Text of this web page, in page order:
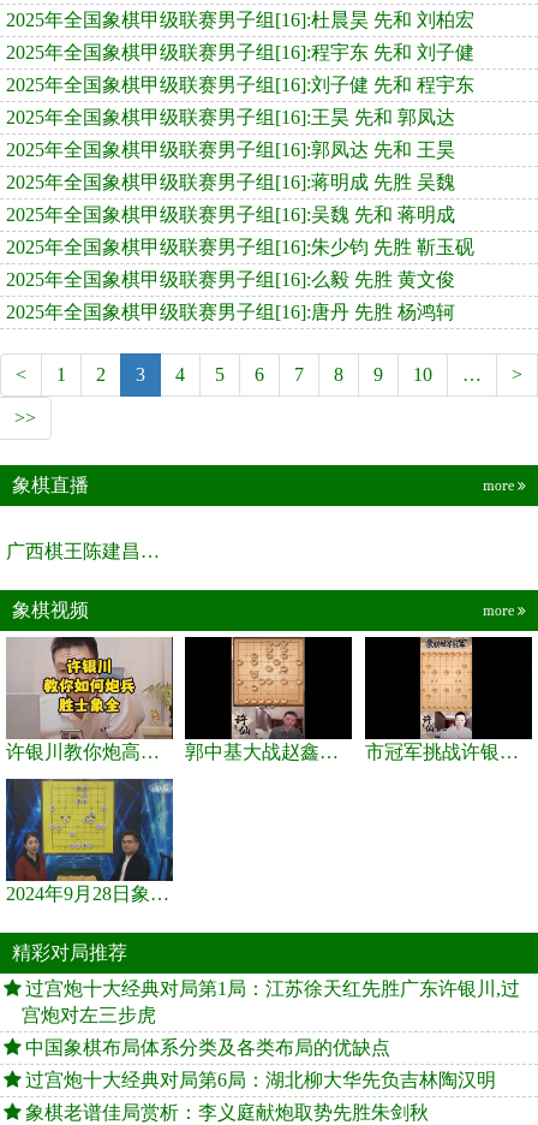
2025年全国象棋甲级联赛男子组[16]:杜晨昊 先和 刘柏宏
2025年全国象棋甲级联赛男子组[16]:程宇东 先和 刘子健
2025年全国象棋甲级联赛男子组[16]:刘子健 先和 程宇东
2025年全国象棋甲级联赛男子组[16]:王昊 先和 郭凤达
2025年全国象棋甲级联赛男子组[16]:郭凤达 先和 王昊
2025年全国象棋甲级联赛男子组[16]:蒋明成 先胜 吴魏
2025年全国象棋甲级联赛男子组[16]:吴魏 先和 蒋明成
2025年全国象棋甲级联赛男子组[16]:朱少钧 先胜 靳玉砚
2025年全国象棋甲级联赛男子组[16]:么毅 先胜 黄文俊
2025年全国象棋甲级联赛男子组[16]:唐丹 先胜 杨鸿轲
< 1 2 3 4 5 6 7 8 9 10 … >
>>
象棋直播 more
广西棋王陈建昌直播间
象棋视频 more
许银川教你炮高兵士象全如何赢士象全，简单四步即可 郭中基大战赵鑫鑫，许银川激情讲解 市冠军挑战许银川，急进中兵变化真激烈！
2024年9月28日象棋世界栏目，刘君、蒋川讲解了第九届杨官璘杯象棋...
精彩对局推荐
过宫炮十大经典对局第1局：江苏徐天红先胜广东许银川,过
宫炮对左三步虎
中国象棋布局体系分类及各类布局的优缺点
过宫炮十大经典对局第6局：湖北柳大华先负吉林陶汉明
象棋老谱佳局赏析：李义庭献炮取势先胜朱剑秋